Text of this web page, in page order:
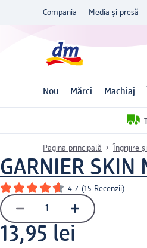
Compania Media și presă
Nou Mărci Machiaj
Pagina principală Îngrijire
GARNIER SKIN
4.7 (15 Recenzii)
13,95 lei